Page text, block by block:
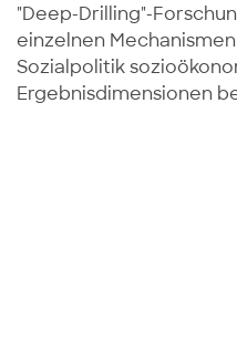
"Deep-Drilling"-
einzelnen
Sozialpolitik
Ergebnisdimensionen